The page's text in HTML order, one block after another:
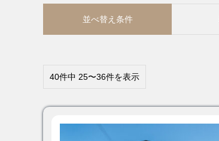
並べ替え条件
40件中 25〜36件を表示